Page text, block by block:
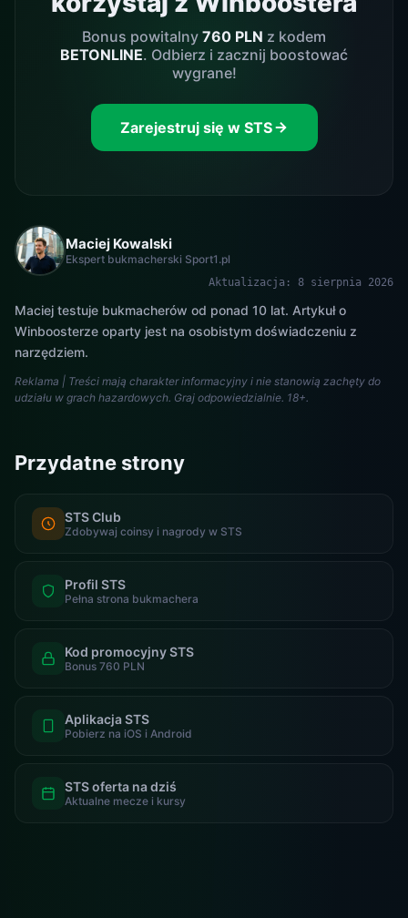
Bonus powitalny 760 PLN z kodem
BETONLINE. Odbierz i zacznij boostować
wygrane!
Zarejestruj się w STS
Maciej Kowalski
Ekspert bukmacherski Sport1.pl
Aktualizacja: 8 sierpnia 2026
Maciej testuje bukmacherów od ponad 10 lat. Artykuł o
Winboosterze oparty jest na osobistym doświadczeniu z
narzędziem.
Reklama | Treści mają charakter informacyjny i nie stanowią zachęty do
udziału w grach hazardowych. Graj odpowiedzialnie. 18+.
Przydatne strony
STS Club
Zdobywaj coinsy i nagrody w STS
Profil STS
Pełna strona bukmachera
Kod promocyjny STS
Bonus 760 PLN
Aplikacja STS
Pobierz na iOS i Android
STS oferta na dziś
Aktualne mecze i kursy